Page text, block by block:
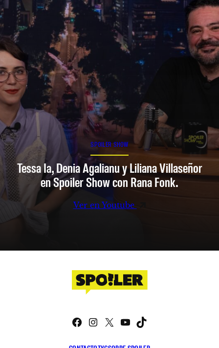
SPOILER SHOW
Tessa Ia, Denia Agalianu y Liliana Villaseñor
en Spoiler Show con Rana Fonk.
Ver en Youtube
Facebook
Instagram
X YouTube